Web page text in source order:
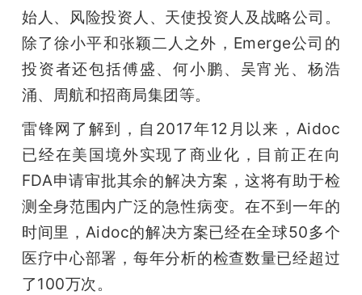
始人、风险投资人、天使投资人及战略公司。
除了徐小平和张颖二人之外，Emerge公司的
投资者还包括傅盛、何小鹏、吴宵光、杨浩
涌、周航和招商局集团等。
雷锋网了解到，自2017年12月以来，Aidoc
已经在美国境外实现了商业化，目前正在向
FDA申请审批其余的解决方案，这将有助于检
测全身范围内广泛的急性病变。在不到一年的
时间里，Aidoc的解决方案已经在全球50多个
医疗中心部署，每年分析的检查数量已经超过
了100万次。